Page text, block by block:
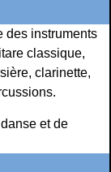
des instruments
classique,
clarinette,
et de